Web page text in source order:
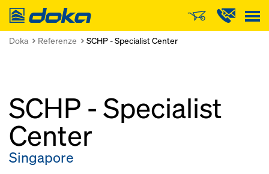
Doka
Doka Referenze SCHP - Specialist Center
SCHP - Specialist
Center
Singapore